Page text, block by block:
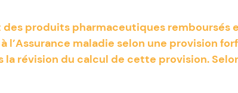
produits pharmaceutiques remboursés
l’Assurance maladie selon une provision
révision du calcul de cette provision.